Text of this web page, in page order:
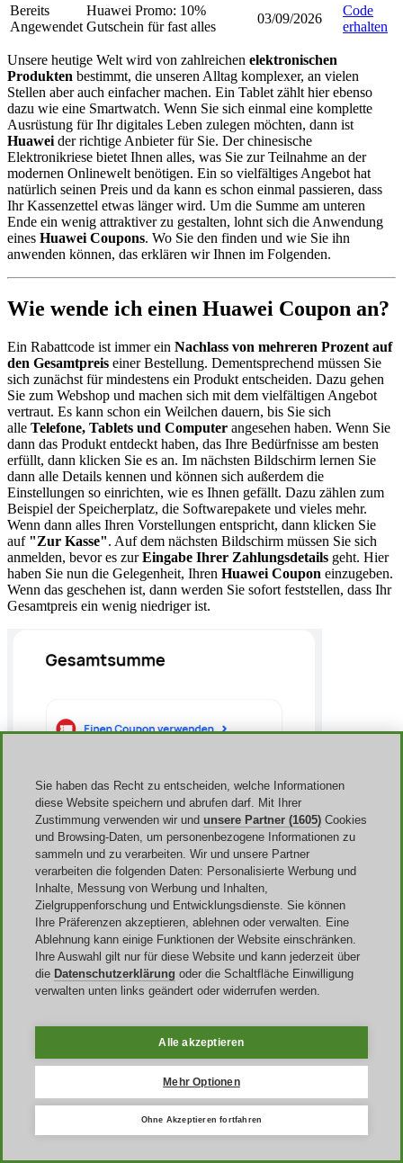
Bereits
Angewendet
Huawei Promo: 10%
Gutschein für fast alles
03/09/2026
Code
erhalten
Unsere heutige Welt wird von zahlreichen elektronischen
Produkten bestimmt, die unseren Alltag komplexer, an vielen
Stellen aber auch einfacher machen. Ein Tablet zählt hier ebenso
dazu wie eine Smartwatch. Wenn Sie sich einmal eine komplette
Ausrüstung für Ihr digitales Leben zulegen möchten, dann ist
Huawei der richtige Anbieter für Sie. Der chinesische
Elektronikriese bietet Ihnen alles, was Sie zur Teilnahme an der
modernen Onlinewelt benötigen. Ein so vielfältiges Angebot hat
natürlich seinen Preis und da kann es schon einmal passieren, dass
Ihr Kassenzettel etwas länger wird. Um die Summe am unteren
Ende ein wenig attraktiver zu gestalten, lohnt sich die Anwendung
eines Huawei Coupons. Wo Sie den finden und wie Sie ihn
anwenden können, das erklären wir Ihnen im Folgenden.
Wie wende ich einen Huawei Coupon an?
Ein Rabattcode ist immer ein Nachlass von mehreren Prozent auf
den Gesamtpreis einer Bestellung. Dementsprechend müssen Sie
sich zunächst für mindestens ein Produkt entscheiden. Dazu gehen
Sie zum Webshop und machen sich mit dem vielfältigen Angebot
vertraut. Es kann schon ein Weilchen dauern, bis Sie sich
alle Telefone, Tablets und Computer angesehen haben. Wenn Sie
dann das Produkt entdeckt haben, das Ihre Bedürfnisse am besten
erfüllt, dann klicken Sie es an. Im nächsten Bildschirm lernen Sie
dann alle Details kennen und können sich außerdem die
Einstellungen so einrichten, wie es Ihnen gefällt. Dazu zählen zum
Beispiel der Speicherplatz, die Softwarepakete und vieles mehr.
Wenn dann alles Ihren Vorstellungen entspricht, dann klicken Sie
auf "Zur Kasse". Auf dem nächsten Bildschirm müssen Sie sich
anmelden, bevor es zurEingabe Ihrer Zahlungsdetails geht. Hier
haben Sie nun die Gelegenheit, Ihren Huawei Coupon einzugeben.
Wenn das geschehen ist, dann werden Sie sofort feststellen, dass Ihr
Gesamtpreis ein wenig niedriger ist.
Wer ist das und was können Sie hier
Als das Ergebnis einer Initiative der chinesischen Regierung
entstand Huaweiim Jahre 1987 in Shenzhen, wo sich auch heute
noch das Hauptquartier befindet. Inzwischen ist das Unternehmen
weltweit aktiv und wird in erster Linie durch seine Preise
Sie haben das Recht zu entscheiden, welche Informationen
diese Website speichern und abrufen darf. Mit Ihrer
Zustimmung verwenden wir und unsere Partner (1605) Cookies
und Browsing-Daten, um personenbezogene Informationen zu
sammeln und zu verarbeiten. Wir und unsere Partner
verarbeiten die folgenden Daten: Personalisierte Werbung und
Inhalte, Messung von Werbung und Inhalten,
Zielgruppenforschung und Entwicklungsdienste. Sie können
Ihre Präferenzen akzeptieren, ablehnen oder verwalten. Eine
Ablehnung kann einige Funktionen der Website einschränken.
Ihre Auswahl gilt nur für diese Website und kann jederzeit über
die Datenschutzerklärung oder die Schaltfläche Einwilligung
verwalten unten links geändert oder widerrufen werden.
Alle akzeptieren
Mehr Optionen
Ohne Akzeptieren fortfahren